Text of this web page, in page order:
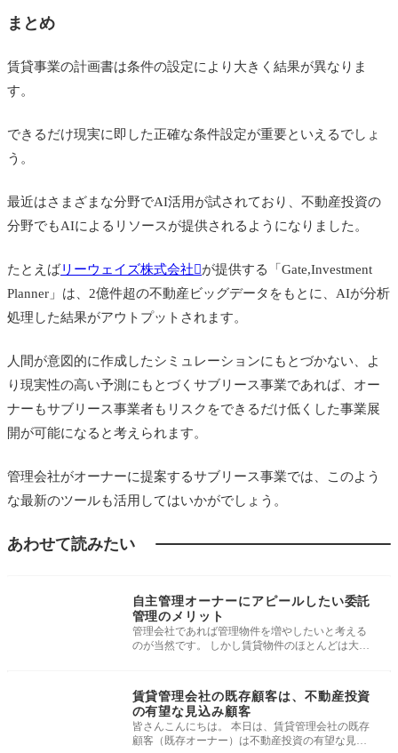
まとめ
賃貸事業の計画書は条件の設定により大きく結果が異なりま
す。
できるだけ現実に即した正確な条件設定が重要といえるでしょ
う。
最近はさまざまな分野でAI活用が試されており、不動産投資の
分野でもAIによるリソースが提供されるようになりました。
たとえばリーウェイズ株式会社
が提供する「Gate,Investment
Planner」は、2億件超の不動産ビッグデータをもとに、AIが分析
処理した結果がアウトプットされます。
人間が意図的に作成したシミュレーションにもとづかない、よ
り現実性の高い予測にもとづくサブリース事業であれば、オー
ナーもサブリース事業者もリスクをできるだけ低くした事業展
開が可能になると考えられます。
管理会社がオーナーに提案するサブリース事業では、このよう
な最新のツールも活用してはいかがでしょう。
あわせて読みたい
自主管理オーナーにアピールしたい委託
管理のメリット
管理会社であれば管理物件を増やしたいと考える
のが当然です。 しかし賃貸物件のほとんどは大手
賃貸管理会社の既存顧客は、不動産投資
の有望な見込み顧客
皆さんこんにちは。 本日は、賃貸管理会社の既存
顧客（既存オーナー）は不動産投資の有望な見込